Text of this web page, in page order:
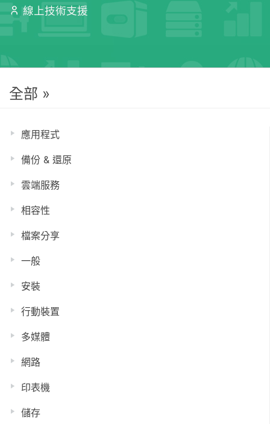
線上技術支援
全部 »
應用程式
備份 & 還原
雲端服務
相容性
檔案分享
一般
安裝
行動裝置
多媒體
網路
印表機
儲存